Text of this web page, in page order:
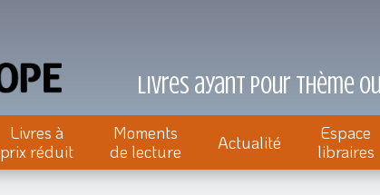
Livres ayant pour thème
Livres à
prix réduit
Moments
de lecture
Actualité
Espace
libraires